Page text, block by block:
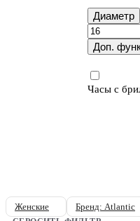
Часы с
Диаметр
Доп.
Женские Бренд: Atlantic